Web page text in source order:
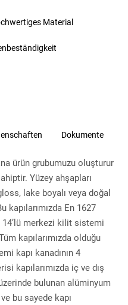
Material
Dokumente
ürün grubumuzu oluşturur
Yüzey ahşapları
lake boyalı veya doğal
kapılarımızda En 1627
14’lü merkezi kilit sistemi
kapılarımızda olduğu
kapı kanadının 4
kapılarımızda iç ve dış
bulunan alüminyum
bu sayede kapı